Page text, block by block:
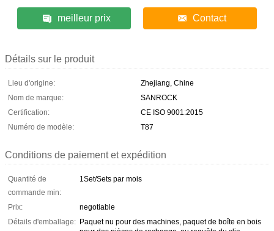
meilleur prix Contact
Détails sur le produit
Lieu d'origine:
Zhejiang, Chine
Nom de marque:
SANROCK
Certification:
CE ISO 9001:2015
Numéro de modèle:
T87
Conditions de paiement et expédition
Quantité de
commande min:
1Set/Sets par mois
Prix:
negotiable
Détails d'emballage: Paquet nu pour des machines, paquet de boîte en bois